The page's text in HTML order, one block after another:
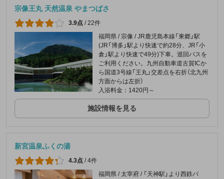
宗像王丸 天然温泉 やまつばさ
3.9点 /22件
福岡県 / 宗像 / JR鹿児島本線「東郷」駅
(JR「博多」駅より快速で約28分、JR「小
倉」駅より快速で49分)下車。巡回バスを
ご利用ください。九州自動車道古賀ICか
ら国道3号線「王丸」交差点を右折（北九州
方面からは左折）
入浴料金：1420円～
施設情報を見る
新宮温泉ふくの湯
4.3点 /4件
福岡県 / 太宰府 / 「天神駅」より西鉄バ